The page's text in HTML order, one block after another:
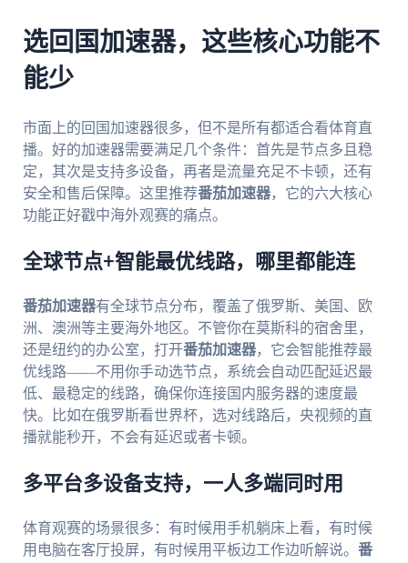
选回国加速器，这些核心功能不
能少
市面上的回国加速器很多，但不是所有都适合看体育直
播。好的加速器需要满足几个条件：首先是节点多且稳
定，其次是支持多设备，再者是流量充足不卡顿，还有
安全和售后保障。这里推荐番茄加速器，它的六大核心
功能正好戳中海外观赛的痛点。
全球节点+智能最优线路，哪里都能连
番茄加速器有全球节点分布，覆盖了俄罗斯、美国、欧
洲、澳洲等主要海外地区。不管你在莫斯科的宿舍里，
还是纽约的办公室，打开番茄加速器，它会智能推荐最
优线路——不用你手动选节点，系统会自动匹配延迟最
低、最稳定的线路，确保你连接国内服务器的速度最
快。比如在俄罗斯看世界杯，选对线路后，央视频的直
播就能秒开，不会有延迟或者卡顿。
多平台多设备支持，一人多端同时用
体育观赛的场景很多：有时候用手机躺床上看，有时候
用电脑在客厅投屏，有时候用平板边工作边听解说。 番